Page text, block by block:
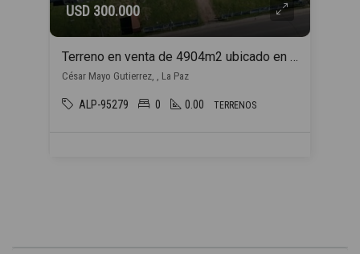
USD 300.000
Terreno en venta de 4904m2 ubicado en La Paz
César Mayo Gutierrez, , La Paz
ALP-95279 0 0.00 TERRENOS